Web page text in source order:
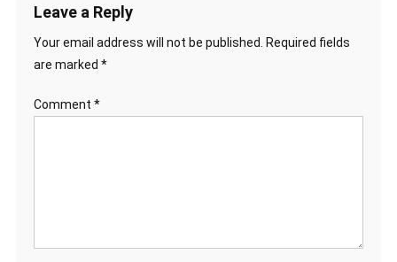
Leave a Reply
Your email address will not be published. Required fields
are marked *
Comment *